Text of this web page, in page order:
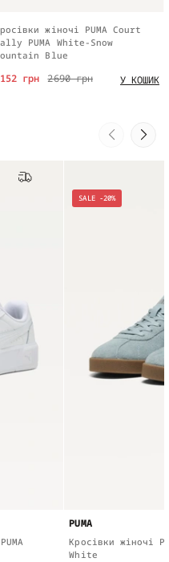
жіночі PUMA Court
PUMA White-Snow
Blue
2690 грн
грн У КОШИК
SALE -20%
PUMA
Кросівки жіночі
White